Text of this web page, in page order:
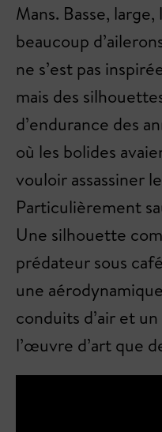
Mans. Basse,
beaucoup
ne s’est pas
mais des
d’endurance des
où les bolides
vouloir assassiner
Particulièrement
Une silhouette
prédateur sous
une
conduits d’air et
l’œuvre d’art que